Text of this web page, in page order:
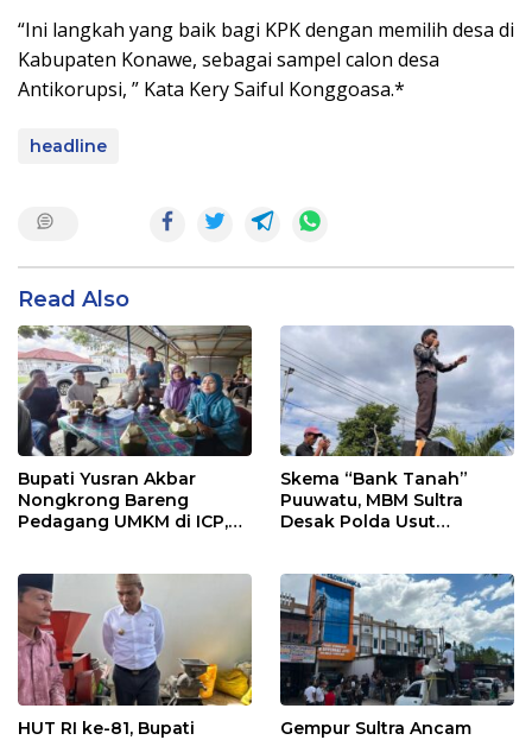
“Ini langkah yang baik bagi KPK dengan memilih desa di
Kabupaten Konawe, sebagai sampel calon desa
Antikorupsi, ” Kata Kery Saiful Konggoasa.*
headline
Read Also
Bupati Yusran Akbar
Nongkrong Bareng
Pedagang UMKM di ICP,
Kerakyatan
Skema “Bank Tanah”
Puuwatu, MBM Sultra
Desak Polda Usut
HUT RI ke-81, Bupati
Gempur Sultra Ancam